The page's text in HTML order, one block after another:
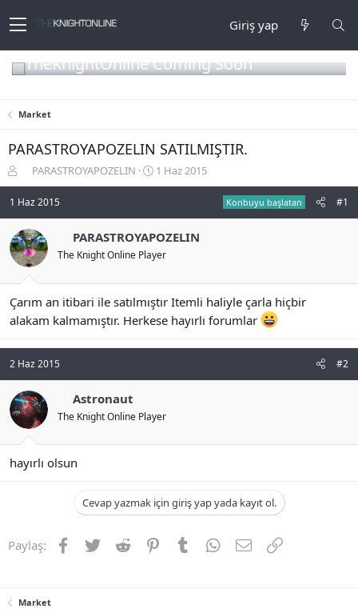
Giriş yap
TheKnightOnline Coming Soon
Market
PARASTROYAPOZELIN SATILMIŞTIR.
o
n
u
y
u
b
a
ş
a
a
n
PARASTROYAPOZELIN
B
a
n
g
ç
t
r
1 Haz 2015
1 Haz 2015 Konbuyu başlatan #1
PARASTROYAPOZELIN
The Knight Online Player
Çarım an itibari ile satılmıştır Itemli haliyle çarla hiçbir
alakam kalmamıştır. Herkese hayırlı forumlar
2 Haz 2015 #2
Astronaut
The Knight Online Player
hayırlı olsun
Cevap yazmak için giriş yap yada kayıt ol.
Paylaş: Facebook
TwitterReddit PinterestTumblrWhatsApp
E-postaLink
Market